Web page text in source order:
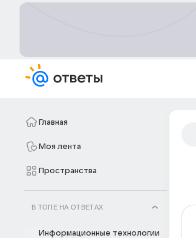
Главная
Моя лента
Пространства
В ТОПЕ НА ОТВЕТАХ
Информационные технологии